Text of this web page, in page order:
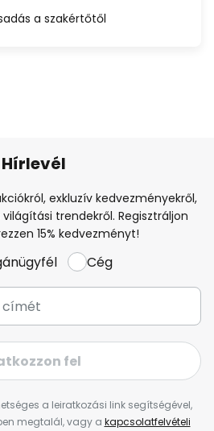
a szakértőtől
Hírlevél
exkluzív kedvezményekről,
trendekről. Regisztráljon
15% kedvezményt!
Cég
fel
a leiratkozási link segítségével,
megtalál, vagy a kapcsolatfelvételi